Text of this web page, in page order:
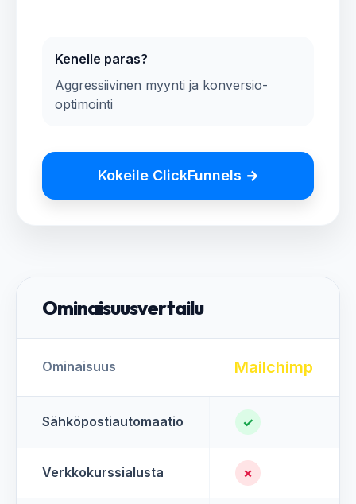
Kenelle paras?
Aggressiivinen myynti ja konversio-
optimointi
Kokeile ClickFunnels →
Ominaisuusvertailu
Ominaisuus Mailchimp
Sähköpostiautomaatio ✓
Verkkokurssialusta ✗